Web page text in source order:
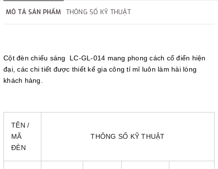
MÔ TẢ SẢN PHẨM THÔNG SỐ KỸ THUẬT
Cột đèn chiếu sáng LC-GL-014 mang phong cách cổ điển hiện
đại, các chi tiết được thiết kế gia công tỉ mỉ luôn làm hài lòng
khách hàng.
TÊN /
MÃ
ĐÈN
THÔNG SỐ KỸ THUẬT